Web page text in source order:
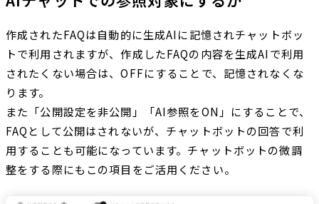
作成されたFAQは自動的に生成AIに記憶されチャットボッ
トで利用されますが、作成したFAQの内容を生成AIで利用
されたくない場合は、OFFにすることで、記憶されなくな
ります。
また「公開設定を非公開」「AI参照をON」にすることで、
FAQとして公開はされないが、チャットボットの回答で利
用することも可能になっています。チャットボットの微調
整をする際にもこの項目をご活用ください。